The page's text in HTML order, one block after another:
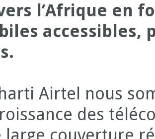
l’Afrique en
Airtel nous
des
large couverture